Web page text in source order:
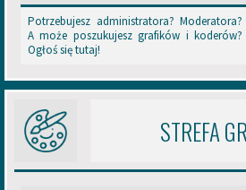
m
e
i
a
n
ą
CZARODZIEJE
Potrzebujesz administratora? Moderatora?
A może poszukujesz grafików i koderów?
Ogłoś się tutaj!
STREFA